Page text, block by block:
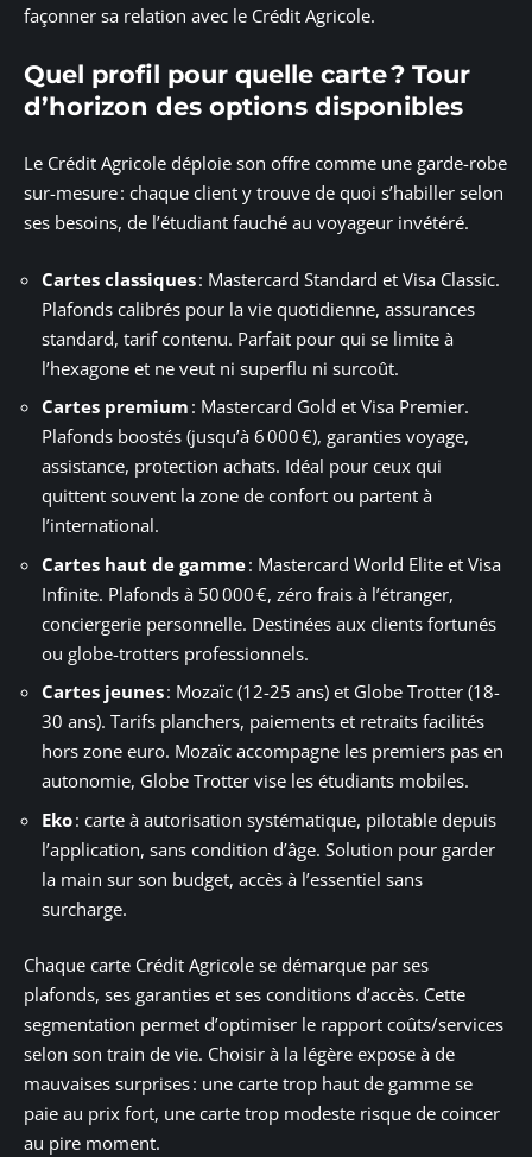
façonner sa relation avec le Crédit Agricole.
Quel profil pour quelle carte ? Tour
d’horizon des options disponibles
Le Crédit Agricole déploie son offre comme une garde-robe
sur-mesure : chaque client y trouve de quoi s’habiller selon
ses besoins, de l’étudiant fauché au voyageur invétéré.
Cartes classiques: Mastercard Standard et Visa Classic.
Plafonds calibrés pour la vie quotidienne, assurances
standard, tarif contenu. Parfait pour qui se limite à
l’hexagone et ne veut ni superflu ni surcoût.
Cartes premium : Mastercard Gold et Visa Premier.
Plafonds boostés (jusqu’à 6 000 €), garanties voyage,
assistance, protection achats. Idéal pour ceux qui
quittent souvent la zone de confort ou partent à
l’international.
Cartes haut de gamme: Mastercard World Elite et Visa
Infinite. Plafonds à 50 000 €, zéro frais à l’étranger,
conciergerie personnelle. Destinées aux clients fortunés
ou globe-trotters professionnels.
Cartes jeunes: Mozaïc (12-25 ans) et Globe Trotter (18-
30 ans). Tarifs planchers, paiements et retraits facilités
hors zone euro. Mozaïc accompagne les premiers pas en
autonomie, Globe Trotter vise les étudiants mobiles.
Eko: carte à autorisation systématique, pilotable depuis
l’application, sans condition d’âge. Solution pour garder
la main sur son budget, accès à l’essentiel sans
surcharge.
Chaque carte Crédit Agricole se démarque par ses
plafonds, ses garanties et ses conditions d’accès. Cette
segmentation permet d’optimiser le rapport coûts/services
selon son train de vie. Choisir à la légère expose à de
mauvaises surprises : une carte trop haut de gamme se
paie au prix fort, une carte trop modeste risque de coincer
au pire moment.